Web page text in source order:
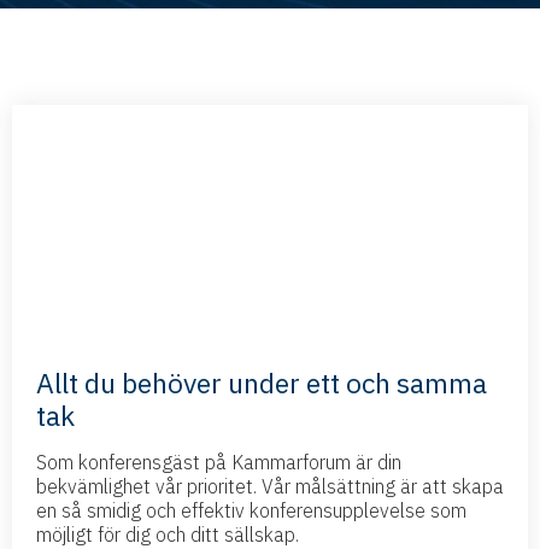
Allt du behöver under ett och samma
tak
Som konferensgäst på Kammarforum är din
bekvämlighet vår prioritet. Vår målsättning är att skapa
en så smidig och effektiv konferensupplevelse som
möjligt för dig och ditt sällskap.